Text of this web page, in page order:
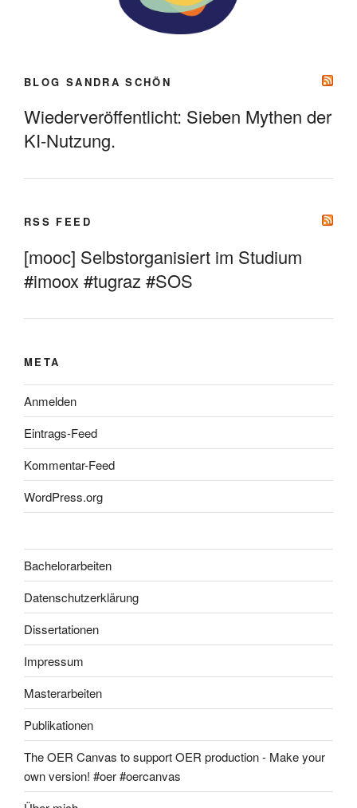
BLOG SANDRA SCHÖN
Wiederveröffentlicht: Sieben Mythen der
KI-Nutzung.
RSS FEED
[mooc] Selbstorganisiert im Studium
#imoox #tugraz #SOS
META
Anmelden
Eintrags-Feed
Kommentar-Feed
WordPress.org
Bachelorarbeiten
Datenschutzerklärung
Dissertationen
Impressum
Masterarbeiten
Publikationen
The OER Canvas to support OER production - Make your
own version! #oer #oercanvas